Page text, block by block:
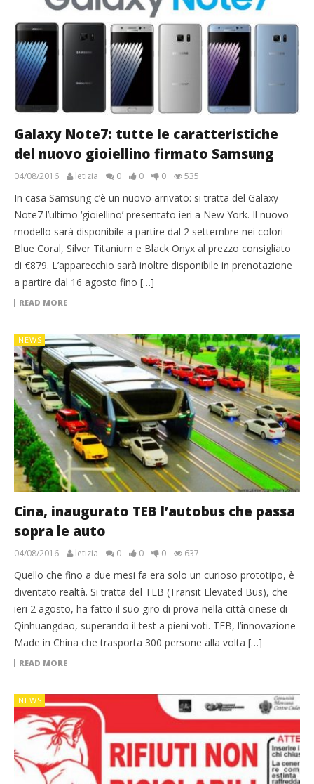
Galaxy Note7: tutte le caratteristiche
del nuovo gioiellino firmato Samsung
04/08/2016 letizia 0 0 0 535
In casa Samsung c’è un nuovo arrivato: si tratta del Galaxy
Note7 l’ultimo ‘gioiellino’ presentato ieri a New York. Il nuovo
modello sarà disponibile a partire dal 2 settembre nei colori
Blue Coral, Silver Titanium e Black Onyx al prezzo consigliato
di €879. L’apparecchio sarà inoltre disponibile in prenotazione
a partire dal 16 agosto fino […]
READ MORE
NEWS
Cina, inaugurato TEB l’autobus che passa
sopra le auto
04/08/2016 letizia 0 0 0 637
Quello che fino a due mesi fa era solo un curioso prototipo, è
diventato realtà. Si tratta del TEB (Transit Elevated Bus), che
ieri 2 agosto, ha fatto il suo giro di prova nella città cinese di
Qinhuangdao, superando il test a pieni voti. TEB, l’innovazione
Made in China che trasporta 300 persone alla volta […]
READ MORE
NEWS